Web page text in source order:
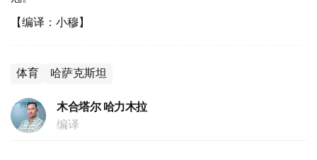
【编译：小穆】
体育 哈萨克斯坦
木合塔尔 哈力木拉
编译